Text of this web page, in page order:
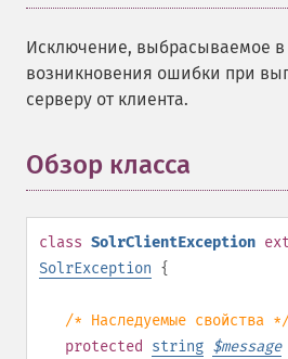
Исключение, выбрасываемое в
возникновения ошибки при
серверу от клиента.
Обзор класса
class SolrClientException
SolrException {
/* Наследуемые свойства
protected
string $message